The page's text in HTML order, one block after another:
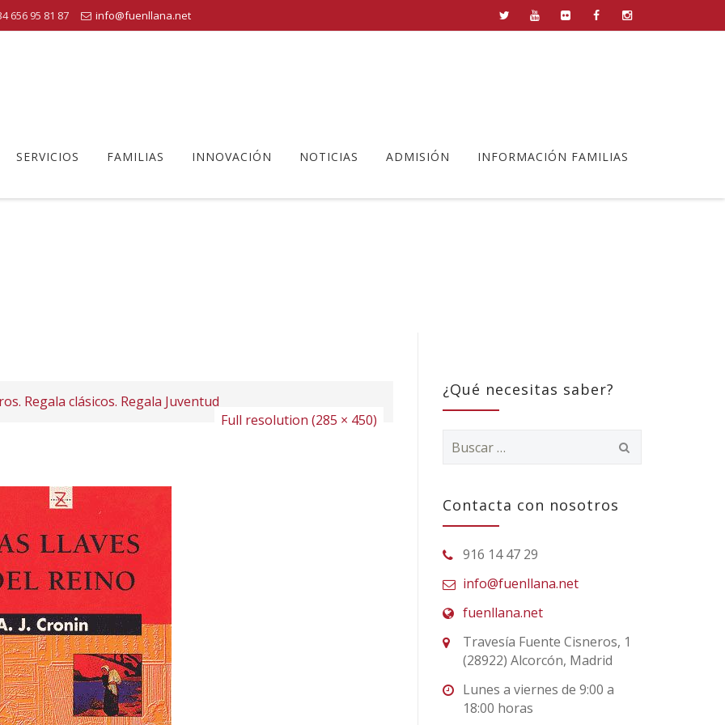
656 95 81 87 info@fuenllana.net
SERVICIOS FAMILIAS INNOVACIÓN NOTICIAS ADMISIÓN INFORMACIÓN FAMILIAS
Regala clásicos. Regala Juventud
Full resolution (285 × 450)
¿Qué necesitas saber?
Contacta con nosotros
916 14 47 29
info@fuenllana.net
fuenllana.net
Travesía Fuente Cisneros, 1
(28922) Alcorcón, Madrid
Lunes a viernes de 9:00 a
18:00 horas